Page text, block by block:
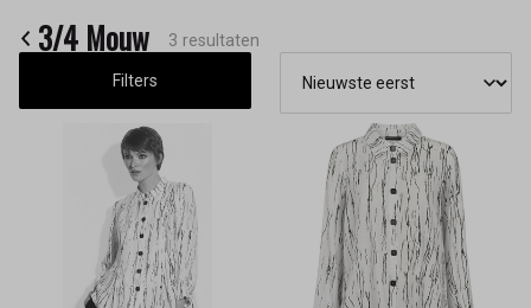
Keskusta
3/4 Mouw 3 resultaten
Filters